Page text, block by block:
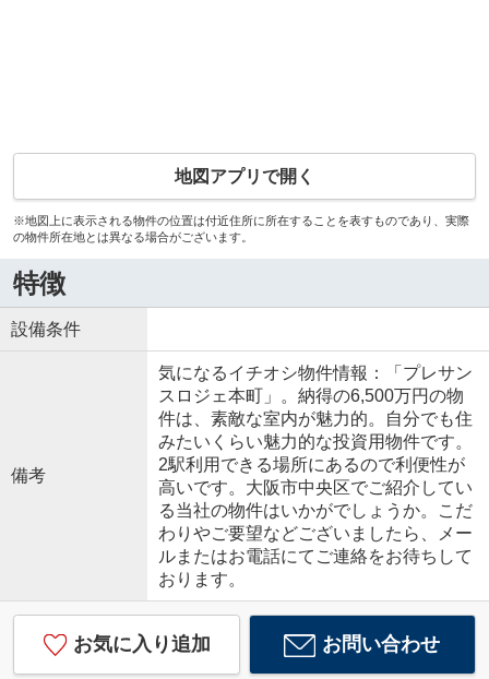
地図アプリで開く
※地図上に表示される物件の位置は付近住所に所在することを表すものであり、実際
の物件所在地とは異なる場合がございます。
特徴
設備条件
備考
気になるイチオシ物件情報：「プレサン
スロジェ本町」。納得の6,500万円の物
件は、素敵な室内が魅力的。自分でも住
みたいくらい魅力的な投資用物件です。
2駅利用できる場所にあるので利便性が
高いです。大阪市中央区でご紹介してい
る当社の物件はいかがでしょうか。こだ
わりやご要望などございましたら、メー
ルまたはお電話にてご連絡をお待ちして
おります。
お気に入り追加 お問い合わせ